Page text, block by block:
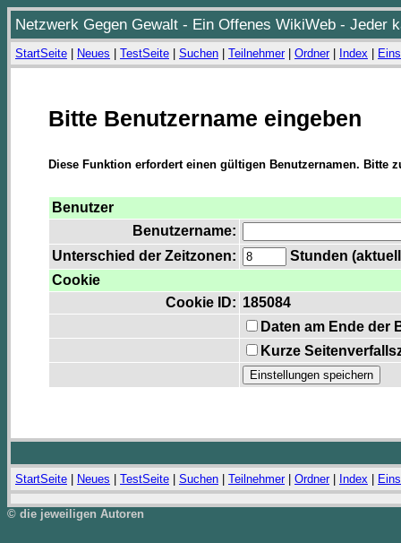
Netzwerk Gegen Gewalt - Ein Offenes WikiWeb - Jeder
StartSeite Neues TestSeite Suchen Teilnehmer| Ordner| Index
Bitte Benutzername eingeben
Diese Funktion erfordert einen gültigen Benutzernamen. Bitte
Benutzer
Benutzername:
Unterschied der Zeitzonen:
Stunden
Cookie
Cookie ID: 185084
Daten am Ende der
Kurze
StartSeite Neues TestSeite Suchen Teilnehmer| Ordner| Index
© die jeweiligen Autoren